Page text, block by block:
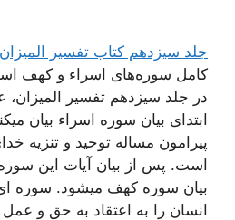
جلد سیزدهم کتاب تفسیر المیزان
کامل سوره‌های اسراء و کهف
در جلد سیزدهم تفسیر المیزان،
ابتدای بیان سوره اسراء بیان
پيرامون مساله توحيد و تنزيه
است. پس از بیان آیات این
بیان سوره کهف میشود. سوره ای
انسان را به اعتقاد به حق و